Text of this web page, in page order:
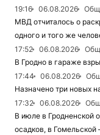
19:16
06.08.2026
МВД отчиталось о
одного и того же
17:52
06.08.2026
В Гродно в гараже
17:44
06.08.2026
Назначено три новых
17:32
06.08.2026
В июле в Гродненской
осадков, в